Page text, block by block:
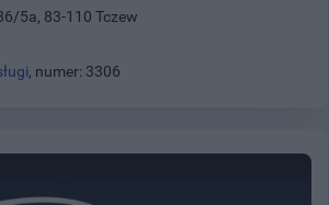
5a, 83-110 Tczew
, numer: 3306